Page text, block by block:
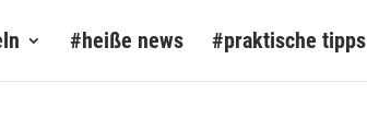
#heiße news #praktische tipps